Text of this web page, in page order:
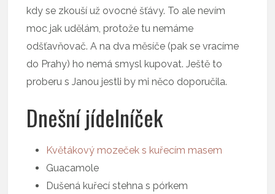
kdy se zkouší už ovocné šťávy. To ale nevím
moc jak udělám, protože tu nemáme
odšťavňovač. A na dva měsíče (pak se vracíme
do Prahy) ho nemá smysl kupovat. Ještě to
proberu s Janou jestli by mi něco doporučila.
Dnešní jídelníček
Květákový mozeček s kuřecím masem
Guacamole
Dušená kuřecí stehna s pórkem